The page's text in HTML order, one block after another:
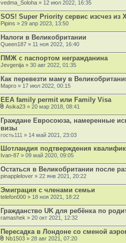
vedma_Soloha » 12 июл 2022, 16:35
SOS! Super Priority сервис изсчез
Pipins » 29 апр 2023, 13:50
Налоги в Великобритании
Queen187 » 11 ноя 2022, 16:40
ПМЖ с паспортом негражданина
Jevgenija » 30 авг 2022, 01:35
Как перевезти маму в
Марго » 17 июл 2022, 00:15
EEA family permit или Family Visa
л
о
ж
е
н
я
Asika23 » 20 мар 2018, 08:41
Граждане Евросоюза, намеренные
визы
гость111 » 14 май 2021, 23:03
Шотландия подтверждения
Ivan-87 » 09 май 2020, 09:05
Остаться в Великобритании после
pinapplelover » 22 янв 2021, 20:22
Эмиграция с членами семьи
telefon000 » 18 ноя 2021, 18:22
Гражданство UK для ребёнка по
ramashek » 20 окт 2021, 12:32
Пересадка в Лондоне со сменой
Nb1503 » 28 авг 2021, 07:20